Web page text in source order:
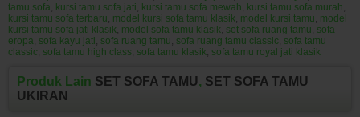
tamu sofa, kursi tamu sofa jati, kursi tamu sofa mewah, kursi tamu sofa murah,
kursi tamu sofa terbaru, model kursi sofa tamu klasik, model kursi tamu, model
kursi tamu sofa jati klasik, model sofa tamu klasik, set sofa ruang tamu, sofa
eropa, sofa kayu jati, sofa ruang tamu, sofa ruang tamu classic, sofa tamu
classic, sofa tamu high class, sofa tamu klasik, sofa tamu royal jati klasik
Produk Lain SET SOFA TAMU, SET SOFA TAMU
UKIRAN